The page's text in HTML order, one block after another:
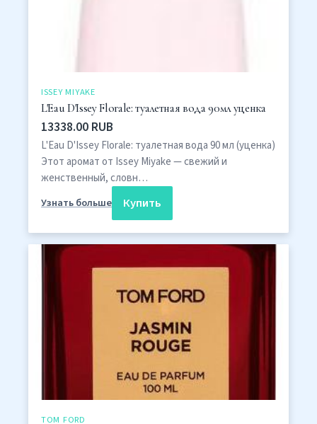
ISSEY MIYAKE
L'Eau D'Issey Florale: туалетная вода 90мл уценка
13338.00 RUB
L'Eau D'Issey Florale: туалетная вода 90 мл (уценка)
Этот аромат от Issey Miyake — свежий и
женственный, словн…
Узнать больше
Купить
TOM FORD